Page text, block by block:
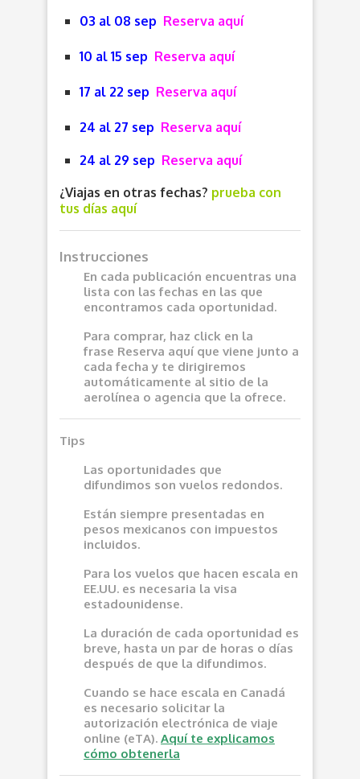
03 al 08 sep Reserva aquí
10 al 15 sep Reserva aquí
17 al 22 sep Reserva aquí
24 al 27 sep Reserva aquí
24 al 29 sep Reserva aquí
¿Viajas en otras fechas? prueba con
tus días aquí
Instrucciones
En cada publicación encuentras una
lista con las fechas en las que
encontramos cada oportunidad.
Para comprar, haz click en la
frase Reserva aquí que viene junto a
cada fecha y te dirigiremos
automáticamente al sitio de la
aerolínea o agencia que la ofrece.
Tips
Las oportunidades que
difundimos son vuelos redondos.
Están siempre presentadas en
pesos mexicanos con impuestos
incluidos.
Para los vuelos que hacen escala en
EE.UU. es necesaria la visa
estadounidense.
La duración de cada oportunidad es
breve, hasta un par de horas o días
después de que la difundimos.
Cuando se hace escala en Canadá
es necesario solicitar la
autorización electrónica de viaje
online (eTA). Aquí te explicamos
cómo obtenerla